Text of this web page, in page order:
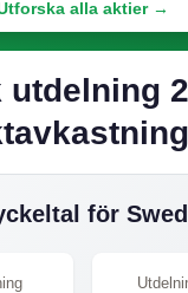
alla aktier →
utdelning
för